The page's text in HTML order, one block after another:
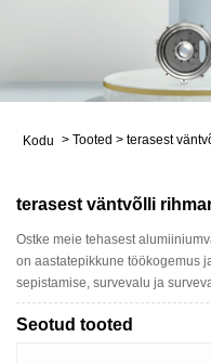
Kodu > Tooted > terasest
terasest väntvõlli
Ostke meie tehasest
on aastatepikkune töökogemus
sepistamise, survevalu ja
Seotud tooted